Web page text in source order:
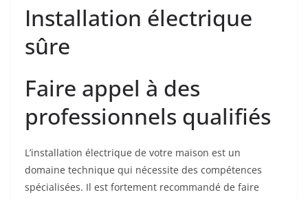
Installation électrique
sûre
Faire appel à des
professionnels qualifiés
L’installation électrique de votre maison est un
domaine technique qui nécessite des compétences
spécialisées. Il est fortement recommandé de faire